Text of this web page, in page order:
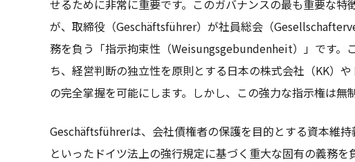
せるために非常に重要です。このガバナンスの最も重要な
が、取締役（Geschäftsführer）が社員総会（
務を負う「指示拘束性（Weisungsgebundenheit）」です。
ち、経営判断の独立性を原則とする日本の株式会社（KK）
の完全掌握を可能にします。しかし、この強力な指示権は無
Geschäftsführerは、会社債権者の保護を目的とする資本維
といったドイツ法上の強行規定に基づく重大な固有の義務